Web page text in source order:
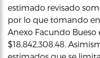
estimado revisado
por lo que tomando
Anexo Facundo
$18,842,308.48.
estimados que se